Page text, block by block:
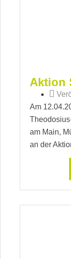
Aktion
Am
am Main,
an der